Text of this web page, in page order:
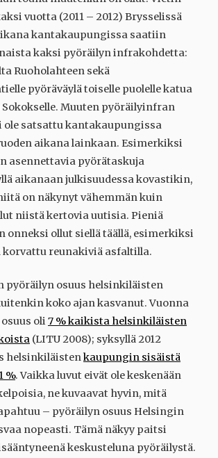
vuotta (2011 – 2012) Brysselissä
kantakaupungissa saatiin
kaksi pyöräilyn infrakohdetta:
Ruoholahteen sekä
pyöräväylä toiselle puolelle katua
Muuten pyöräilyinfran
ole satsattu kantakaupungissa
aikana lainkaan. Esimerkiksi
asennettavia pyörätaskuja
aikanaan julkisuudessa kovastikin,
on näkynyt vähemmän kuin
niistä kertovia uutisia. Pieniä
onneksi ollut siellä täällä, esimerkiksi
korvattu reunakiviä asfaltilla.
pyöräilyn osuus helsinkiläisten
koko ajan kasvanut. Vuonna
oli 7 % kaikista helsinkiläisten
(LITU 2008); syksyllä 2012
helsinkiläistenkaupungin sisäistä
%. Vaikka luvut eivät ole keskenään
ne kuvaavat hyvin, mitä
– pyöräilyn osuus Helsingin
nopeasti. Tämä näkyy paitsi
keskusteluna pyöräilystä.